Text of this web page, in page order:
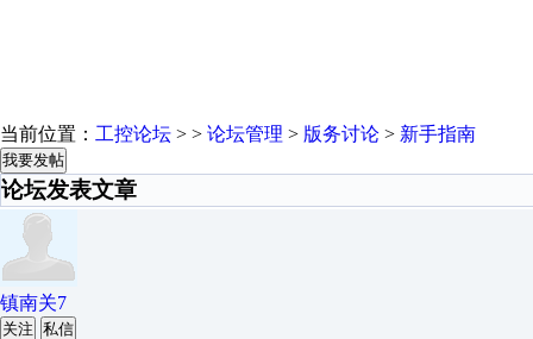
当前位置： 工控论坛 > > 论坛管理 > 版务讨论 > 新手指南
我要发帖
论坛发表文章
镇南关7
关注 私信